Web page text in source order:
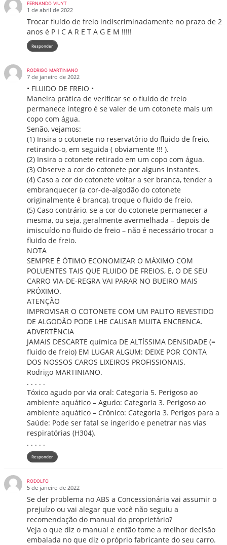
FERNANDO VIUYT
1 de abril de 2022
Trocar fluído de freio indiscriminadamente no prazo de 2
anos é P I C A R E T A G E M !!!!!
Responder
RODRIGO MARTINIANO
7 de janeiro de 2022
• FLUIDO DE FREIO •
Maneira prática de verificar se o fluido de freio
permanece integro é se valer de um cotonete mais um
copo com água.
Senão, vejamos:
(1) Insira o cotonete no reservatório do fluido de freio,
retirando-o, em seguida ( obviamente !!! ).
(2) Insira o cotonete retirado em um copo com água.
(3) Observe a cor do cotonete por alguns instantes.
(4) Caso a cor do cotonete voltar a ser branca, tender a
embranquecer (a cor-de-algodão do cotonete
originalmente é branca), troque o fluido de freio.
(5) Caso contrário, se a cor do cotonete permanecer a
mesma, ou seja, geralmente avermelhada – depois de
imiscuído no fluido de freio – não é necessário trocar o
fluido de freio.
NOTA
SEMPRE É ÓTIMO ECONOMIZAR O MÁXIMO COM
POLUENTES TAIS QUE FLUIDO DE FREIOS, E, O DE SEU
CARRO VIA-DE-REGRA VAI PARAR NO BUEIRO MAIS
PRÓXIMO.
ATENÇÃO
IMPROVISAR O COTONETE COM UM PALITO REVESTIDO
DE ALGODÃO PODE LHE CAUSAR MUITA ENCRENCA.
ADVERTÊNCIA
JAMAIS DESCARTE química DE ALTÍSSIMA DENSIDADE (=
fluido de freio) EM LUGAR ALGUM: DEIXE POR CONTA
DOS NOSSOS CAROS LIXEIROS PROFISSIONAIS.
Rodrigo MARTINIANO.
. . . . .
Tóxico agudo por via oral: Categoria 5. Perigoso ao
ambiente aquático – Agudo: Categoria 3. Perigoso ao
ambiente aquático – Crônico: Categoria 3. Perigos para a
Saúde: Pode ser fatal se ingerido e penetrar nas vias
respiratórias (H304).
. . . . .
Responder
RODOLFO
5 de janeiro de 2022
Se der problema no ABS a Concessionária vai assumir o
prejuízo ou vai alegar que você não seguiu a
recomendação do manual do proprietário?
Veja o que diz o manual e então tome a melhor decisão
embalada no que diz o próprio fabricante do seu carro.